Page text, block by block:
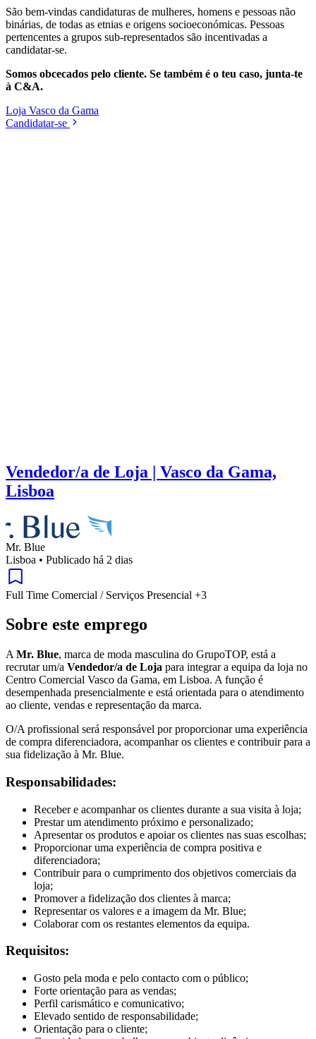
São bem-vindas candidaturas de mulheres, homens e pessoas não
binárias, de todas as etnias e origens socioeconómicas. Pessoas
pertencentes a grupos sub-representados são incentivadas a
candidatar-se.
Somos obcecados pelo cliente. Se também é o teu caso, junta-te
à C&A.
Loja Vasco da Gama
Candidatar-se
Vendedor/a de Loja | Vasco da Gama,
Lisboa
Mr. Blue
Lisboa • Publicado há 2 dias
Full Time Comercial / Serviços Presencial +3
Sobre este emprego
A Mr. Blue, marca de moda masculina do GrupoTOP, está a
recrutar um/a Vendedor/a de Loja para integrar a equipa da loja no
Centro Comercial Vasco da Gama, em Lisboa. A função é
desempenhada presencialmente e está orientada para o atendimento
ao cliente, vendas e representação da marca.
O/A profissional será responsável por proporcionar uma experiência
de compra diferenciadora, acompanhar os clientes e contribuir para a
sua fidelização à Mr. Blue.
Responsabilidades:
Receber e acompanhar os clientes durante a sua visita à loja;
Prestar um atendimento próximo e personalizado;
Apresentar os produtos e apoiar os clientes nas suas escolhas;
Proporcionar uma experiência de compra positiva e
diferenciadora;
Contribuir para o cumprimento dos objetivos comerciais da
loja;
Promover a fidelização dos clientes à marca;
Representar os valores e a imagem da Mr. Blue;
Colaborar com os restantes elementos da equipa.
Requisitos:
Gosto pela moda e pelo contacto com o público;
Forte orientação para as vendas;
Perfil carismático e comunicativo;
Elevado sentido de responsabilidade;
Orientação para o cliente;